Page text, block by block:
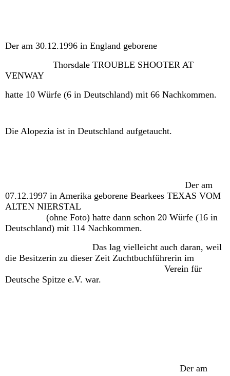
Der am 30.12.1996 in England geborene
Thorsdale TROUBLE SHOOTER AT
VENWAY
hatte 10 Würfe (6 in Deutschland) mit 66 Nachkommen.
Die Alopezia ist in Deutschland aufgetaucht.
Der am
07.12.1997 in Amerika geborene Bearkees TEXAS VOM
ALTEN NIERSTAL
(ohne Foto) hatte dann schon 20 Würfe (16 in
Deutschland) mit 114 Nachkommen.
Das lag vielleicht auch daran, weil
die Besitzerin zu dieser Zeit Zuchtbuchführerin im
Verein für
Deutsche Spitze e.V. war.
Der am